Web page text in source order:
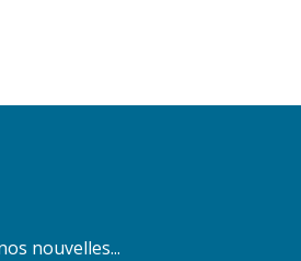
nouvelles...